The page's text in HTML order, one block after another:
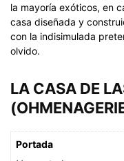
la mayoría exóticos, en
casa diseñada y
con la indisimulada
olvido.
LA CASA DE
Portada